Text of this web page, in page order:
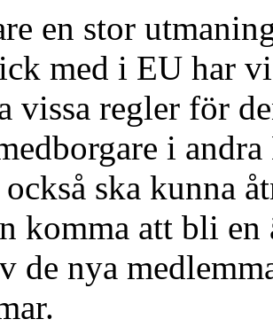
en stor
med i EU har
vissa regler för
i
ska kunna
komma att bli
de nya